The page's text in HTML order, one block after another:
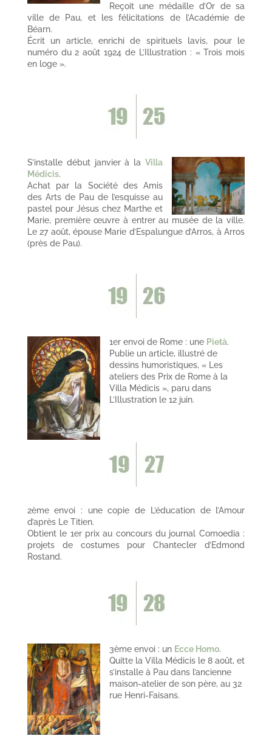
Reçoit une médaille d’Or de sa
ville de Pau, et les félicitations de l’Académie de
Béarn.
Écrit un article, enrichi de spirituels lavis, pour le
numéro du 2 août 1924 de L’Illustration : « Trois mois
en loge ».
S’installe début janvier à laVilla
Médicis.
Achat par la Société des Amis
des Arts de Pau de l’esquisse au
pastel pour Jésus chez Marthe et
Marie, première œuvre à entrer au musée de la ville.
Le 27 août, épouse Marie d’Espalungue d’Arros, à Arros
(près de Pau).
1er envoi de Rome : une Pietà.
Publie un article, illustré de
dessins humoristiques, « Les
ateliers des Prix de Rome à la
Villa Médicis », paru dans
L’Illustration le 12 juin.
2ème envoi : une copie de L’éducation de l’Amour
d’après Le Titien.
Obtient le 1er prix au concours du journal Comoedia :
projets de costumes pour Chantecler d’Edmond
Rostand.
3ème envoi : un Ecce Homo.
Quitte la Villa Médicis le 8 août, et
s’installe à Pau dans l’ancienne
maison-atelier de son père, au 32
rue Henri-Faisans.